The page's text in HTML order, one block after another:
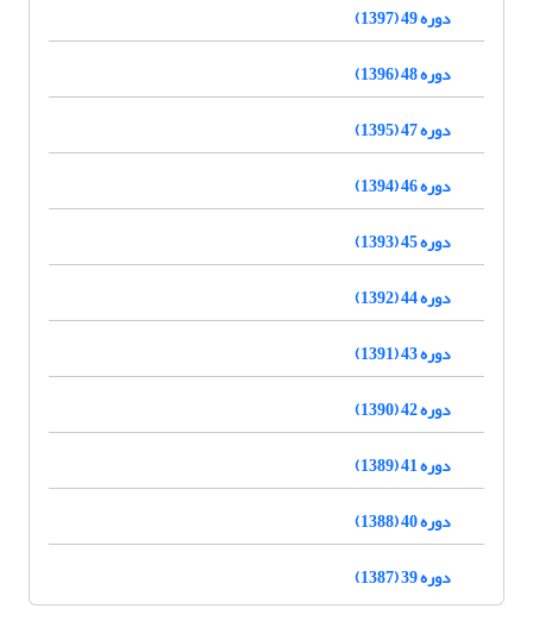
دوره 49 (1397)
دوره 48 (1396)
دوره 47 (1395)
دوره 46 (1394)
دوره 45 (1393)
دوره 44 (1392)
دوره 43 (1391)
دوره 42 (1390)
دوره 41 (1389)
دوره 40 (1388)
دوره 39 (1387)